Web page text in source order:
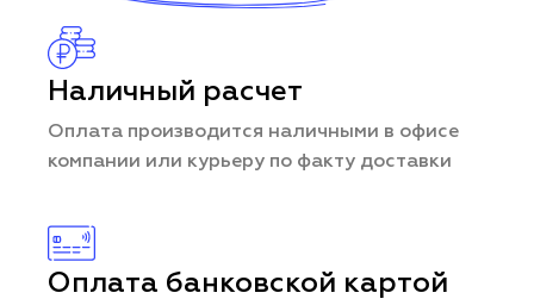
Наличный расчет
Оплата производится наличными в офисе
компании или курьеру по факту доставки
Оплата банковской картой